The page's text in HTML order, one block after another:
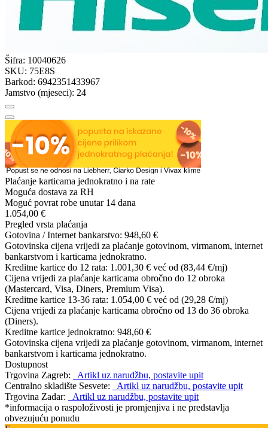
Šifra: 10040626
SKU: 75E8S
Barkod: 6942351433967
Jamstvo (mjeseci): 24
Plaćanje karticama jednokratno i na rate
Moguća dostava za RH
Moguć povrat robe unutar 14 dana
1.054,00 €
Pregled vrsta plaćanja
Gotovina / Internet bankarstvo: 948,60 €
Gotovinska cijena vrijedi za plaćanje gotovinom, virmanom, internet
bankarstvom i karticama jednokratno.
Kreditne kartice do 12 rata: 1.001,30 € već od (83,44 €/mj)
Cijena vrijedi za plaćanje karticama obročno do 12 obroka
(Mastercard, Visa, Diners, Premium Visa).
Kreditne kartice 13-36 rata: 1.054,00 € već od (29,28 €/mj)
Cijena vrijedi za plaćanje karticama obročno od 13 do 36 obroka
(Diners).
Kreditne kartice jednokratno: 948,60 €
Gotovinska cijena vrijedi za plaćanje gotovinom, virmanom, internet
bankarstvom i karticama jednokratno.
Dostupnost
Trgovina Zagreb:
Artikl uz narudžbu, postavite upit
Centralno skladište Sesvete:
Artikl uz narudžbu, postavite upit
Trgovina Zadar:
Artikl uz narudžbu, postavite upit
*informacija o raspoloživosti je promjenjiva i ne predstavlja
obvezujuću ponudu